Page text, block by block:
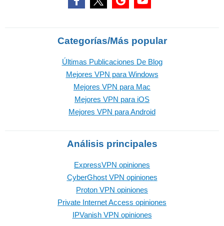
Categorías/Más popular
Últimas Publicaciones De Blog
Mejores VPN para Windows
Mejores VPN para Mac
Mejores VPN para iOS
Mejores VPN para Android
Análisis principales
ExpressVPN opiniones
CyberGhost VPN opiniones
Proton VPN opiniones
Private Internet Access opiniones
IPVanish VPN opiniones